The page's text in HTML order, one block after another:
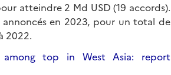
atteindre 2 Md USD (19 accords).
en 2023, pour un total de
2022.
among top in West Asia: report